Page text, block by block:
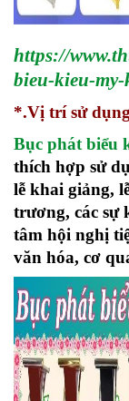
https://
bieu-kieu-
*.Vị trí sử
Bục phát biểu
thích hợp sử
lễ khai giảng,
trương, các sự
tâm hội nghị
văn hóa, cơ